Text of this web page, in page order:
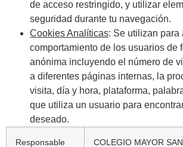
de acceso restringido, y utilizar
seguridad durante tu navegación.
Cookies Analíticas: Se utilizan para
comportamiento de los usuarios de
anónima incluyendo el número de
a diferentes páginas internas, la
visita, día y hora, plataforma,
que utiliza un usuario para
deseado.
Responsable COLEGIO MAYOR